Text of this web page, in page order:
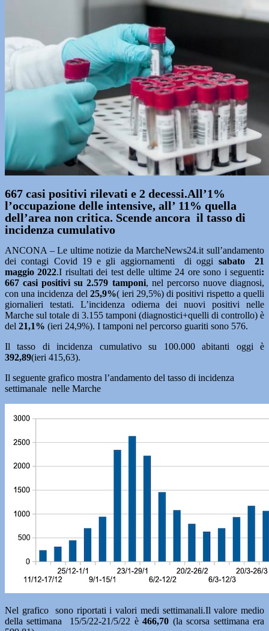
667 casi positivi rilevati e 2 decessi.All’1%
l’occupazione delle intensive, all’ 11% quella
dell’area non critica. Scende ancora il tasso di
incidenza cumulativo
ANCONA – Le ultime notizie da MarcheNews24.it sull’andamento
dei contagi Covid 19 e gli aggiornamenti di oggi sabato
21
maggio2022.I risultati dei test delle ultime 24 ore sono i seguenti:
667casi positivi su 2.579 tamponi, nel percorso nuove diagnosi,
con una incidenza del 25,9%( ieri 29,5%) di positivi rispetto a quelli
giornalieri testati. L’incidenza odierna dei nuovi positivi nelle
Marche sul totale di 3.155 tamponi (diagnostici+quelli di controllo) è
del 21,1% (ieri 24,9%). I tamponi nel percorso guariti sono 576.
Il tasso di incidenza cumulativo su 100.000 abitanti oggi è
392,89(ieri 415,63).
Il seguente grafico mostra l’andamento del tasso di incidenza
settimanale nelle Marche
Nel grafico sono riportati i valori medi settimanali.Il valore medio
della settimana 15/5/22-21/5/22 è466,70 (la scorsa settimana era